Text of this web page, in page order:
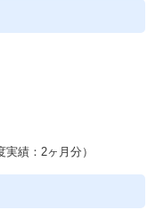
績：2ヶ月分）